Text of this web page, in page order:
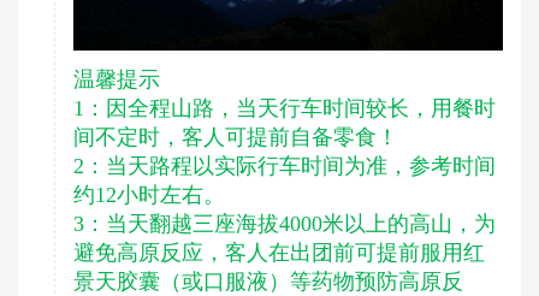
温馨提示
1：因全程山路，当天行车时间较长，用餐时
间不定时，客人可提前自备零食！
2：当天路程以实际行车时间为准，参考时间
约12小时左右。
3：当天翻越三座海拔4000米以上的高山，为
避免高原反应，客人在出团前可提前服用红
景天胶囊（或口服液）等药物预防高原反